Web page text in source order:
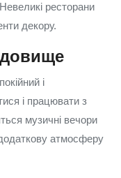
ресторани
декору.
і
і працювати з
музичні вечори
атмосферу